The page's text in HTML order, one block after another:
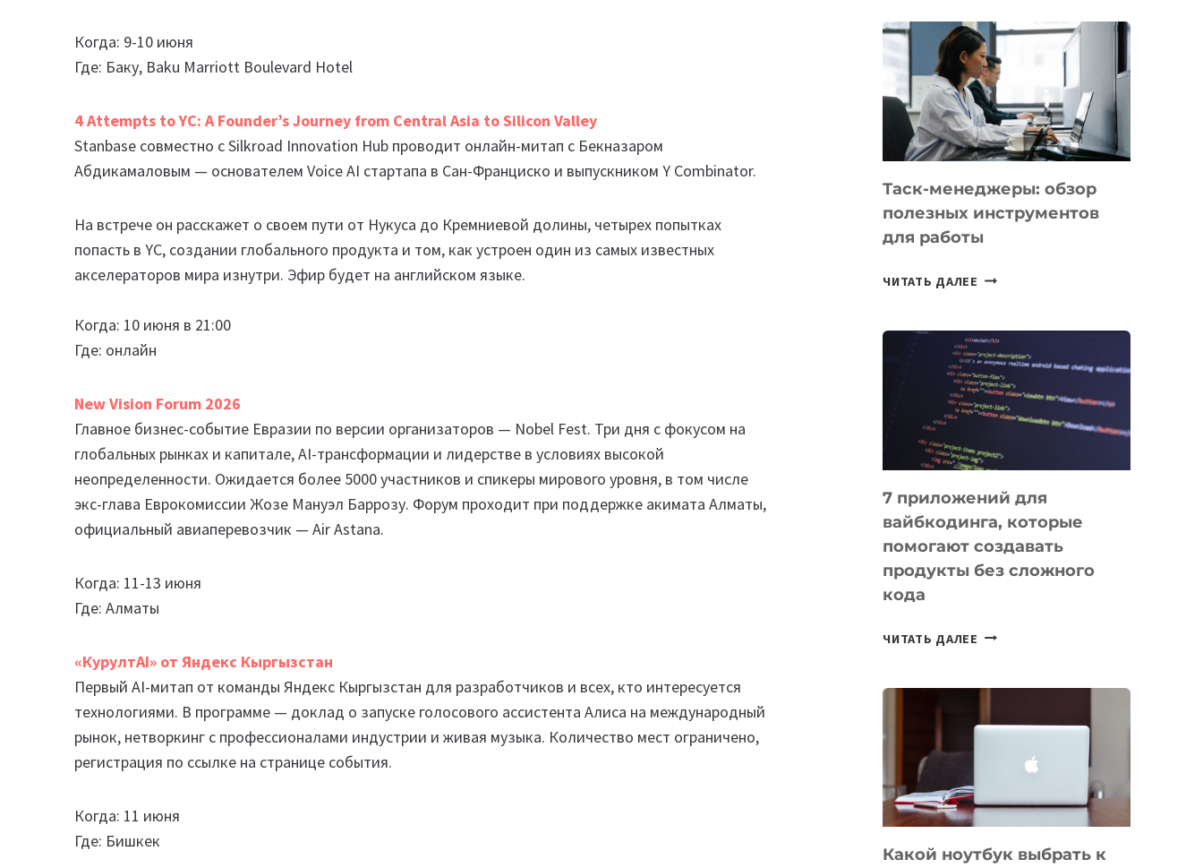
Когда: 9-10 июня
Где: Баку, Baku Marriott Boulevard Hotel
4 Attempts to YC: A Founder’s Journey from Central Asia to Silicon Valley
Stanbase совместно с Silkroad Innovation Hub проводит онлайн-митап с Бекназаром
Абдикамаловым — основателем Voice AI стартапа в Сан-Франциско и выпускником Y Combinator.
На встрече он расскажет о своем пути от Нукуса до Кремниевой долины, четырех попытках
попасть в YC, создании глобального продукта и том, как устроен один из самых известных
акселераторов мира изнутри. Эфир будет на английском языке.
Когда: 10 июня в 21:00
Где: онлайн
New Vision Forum 2026
Главное бизнес-событие Евразии по версии организаторов — Nobel Fest. Три дня с фокусом на
глобальных рынках и капитале, AI-трансформации и лидерстве в условиях высокой
неопределенности. Ожидается более 5000 участников и спикеры мирового уровня, в том числе
экс-глава Еврокомиссии Жозе Мануэл Баррозу. Форум проходит при поддержке акимата Алматы,
официальный авиаперевозчик — Air Astana.
Когда: 11-13 июня
Где: Алматы
«КурултAI» от Яндекс Кыргызстан
Первый AI-митап от команды Яндекс Кыргызстан для разработчиков и всех, кто интересуется
технологиями. В программе — доклад о запуске голосового ассистента Алиса на международный
рынок, нетворкинг с профессионалами индустрии и живая музыка. Количество мест ограничено,
регистрация по ссылке на странице события.
Когда: 11 июня
Где: Бишкек
НОВЫЕ
ПРЕДМЕТЫ
ПО
ИСКУССТВЕННОМУ
ИНТЕЛЛЕКТУ
Таск-менеджеры: обзор
полезных инструментов
для работы
ЧИТАТЬ ДАЛЕЕ ТАСК-
ПОЛЕЗНЫХ
ИНСТРУМЕНТОВ
ДЛЯ
РАБОТЫ
7 приложений для
вайбкодинга, которые
помогают создавать
продукты без сложного
кода
ЧИТАТЬ ДАЛЕЕ
КОТОРЫЕ
СОЗДАВАТЬ
БЕЗ
КОДА
Какой ноутбук выбрать к